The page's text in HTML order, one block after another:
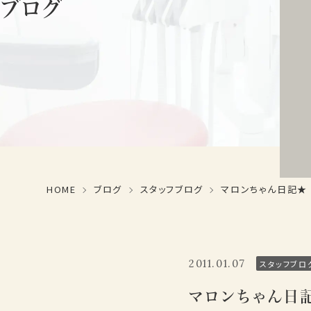
ブログ
HOME ブログ スタッフブログ マロンちゃん日記★
2011.01.07 スタッフブロ
マロンちゃん